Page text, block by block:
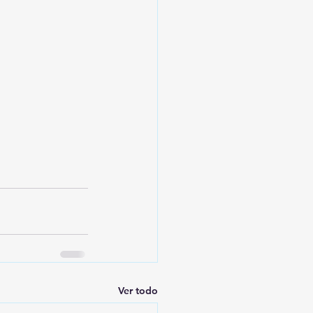
Ver todo